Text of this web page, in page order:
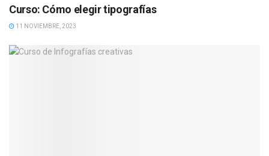
Curso: Cómo elegir tipografías
11 NOVIEMBRE, 2023